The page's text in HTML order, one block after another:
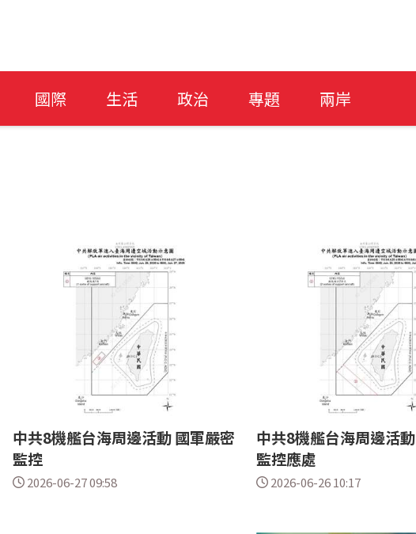
國際 生活 政治 專題 兩岸
中共8機艦台海周邊活動 國軍嚴密
監控
2026-06-27 09:58
中共8機艦台海周邊活
監控應處
2026-06-26 10:17